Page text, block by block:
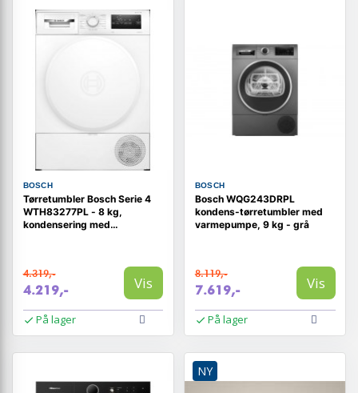
BOSCH
Tørretumbler Bosch Serie 4
WTH83277PL - 8 kg,
kondensering med
4.319,-
4.219,- Vis
På lager
BOSCH
Bosch WQG243DRPL
kondens-tørretumbler med
varmepumpe, 9 kg - grå
8.119,-
7.619,- Vis
På lager
NY